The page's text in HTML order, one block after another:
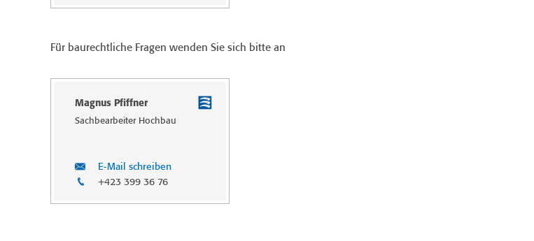
Für baurechtliche Fragen wenden Sie sich bitte an
Magnus Pfiffner
Sachbearbeiter Hochbau
E-Mail schreiben
+423 399 36 76